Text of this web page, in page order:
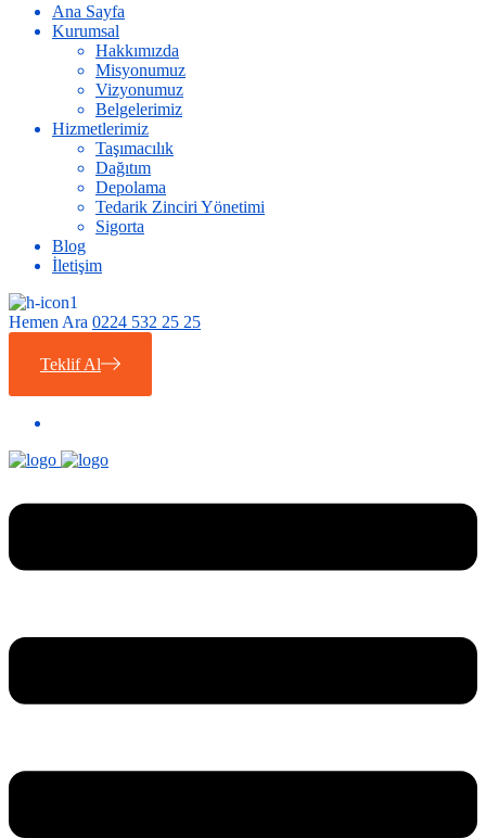
Ana Sayfa
Kurumsal
Hakkımızda
Misyonumuz
Vizyonumuz
Belgelerimiz
Hizmetlerimiz
Taşımacılık
Dağıtım
Depolama
Tedarik Zinciri Yönetimi
Sigorta
Blog
İletişim
Hemen Ara 0224 532 25 25
Teklif Al